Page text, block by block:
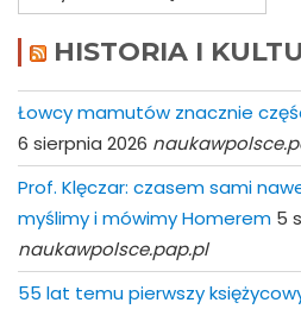
HISTORIA I
Łowcy mamutów znacznie
6 sierpnia 2026
Prof. Klęczar: czasem sami
myślimy i mówimy Homerem 5
naukawpolsce.pap.pl
55 lat temu pierwszy